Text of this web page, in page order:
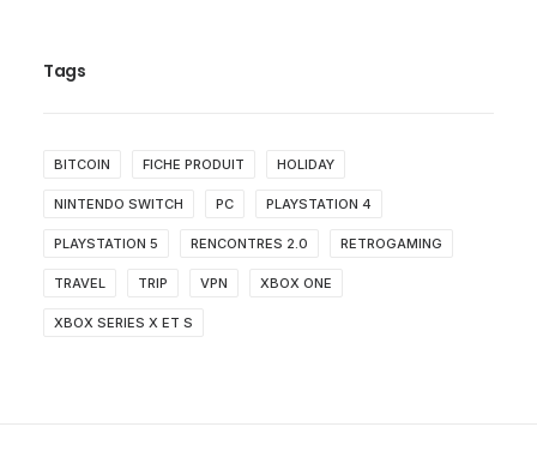
Tags
BITCOIN FICHE PRODUIT HOLIDAY
NINTENDO SWITCH PC PLAYSTATION 4
PLAYSTATION 5 RENCONTRES 2.0 RETROGAMING
TRAVEL TRIP VPN XBOX ONE
XBOX SERIES X ET S